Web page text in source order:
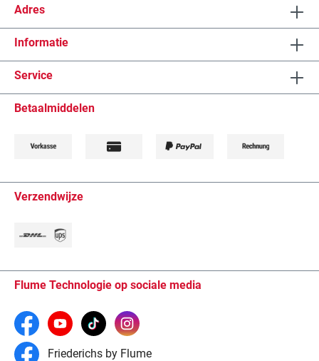
Adres
Informatie
Service
Betaalmiddelen
Verzendwijze
Flume Technologie op sociale media
Friederichs by Flume